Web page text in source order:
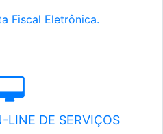
Fiscal Eletrônica.
LINE DE SERVIÇOS